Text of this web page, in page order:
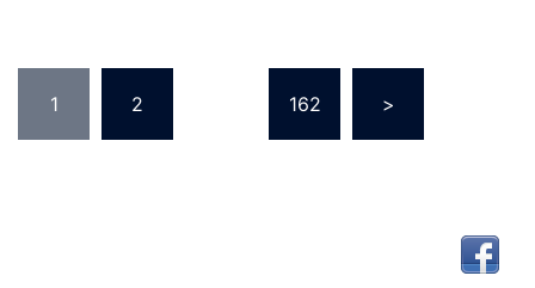
der
Beiträge
1 2 162 >